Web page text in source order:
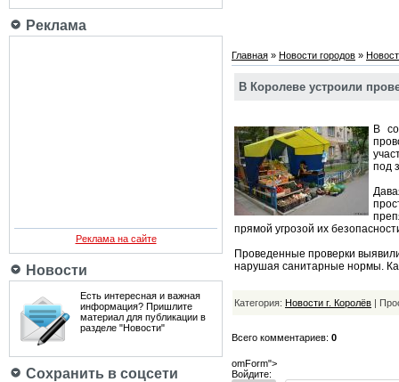
Реклама
Реклама на сайте
Новости
Есть интересная и важная
информация? Пришлите
материал для публикации в
разделе "Новости"
Сохранить в соцсети
Главная » Новости городов »
В Королеве устроили
В
под
прямой угрозой их
Проведенные проверки
нарушая санитарные нормы.
Категория: Новости г. Королёв |
Всего комментариев: 0
omForm">
Войдите: